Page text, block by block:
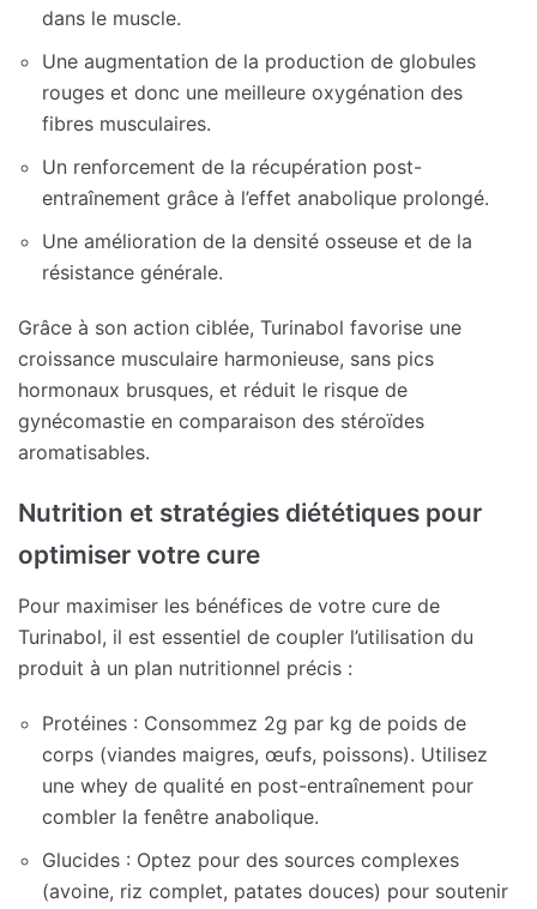
dans le muscle.
Une augmentation de la production de globules
rouges et donc une meilleure oxygénation des
fibres musculaires.
Un renforcement de la récupération post-
entraînement grâce à l’effet anabolique prolongé.
Une amélioration de la densité osseuse et de la
résistance générale.
Grâce à son action ciblée, Turinabol favorise une
croissance musculaire harmonieuse, sans pics
hormonaux brusques, et réduit le risque de
gynécomastie en comparaison des stéroïdes
aromatisables.
Nutrition et stratégies diététiques pour
optimiser votre cure
Pour maximiser les bénéfices de votre cure de
Turinabol, il est essentiel de coupler l’utilisation du
produit à un plan nutritionnel précis :
Protéines : Consommez 2g par kg de poids de
corps (viandes maigres, œufs, poissons). Utilisez
une whey de qualité en post-entraînement pour
combler la fenêtre anabolique.
Glucides : Optez pour des sources complexes
(avoine, riz complet, patates douces) pour soutenir